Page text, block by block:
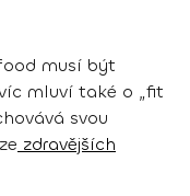
musí být
mluví také o „fit
svou
zdravějších